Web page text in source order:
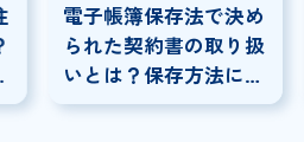
電子帳簿保存法で定め
られた保存期間とは？
保存の方法についても
解説